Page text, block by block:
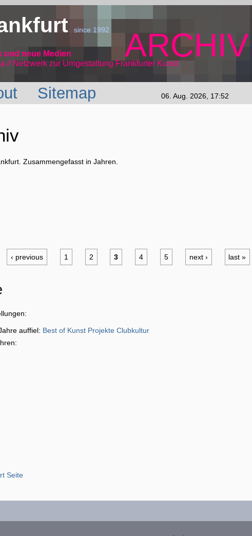
since 1992
und neue Medien
// Netzwerk
ARCHIV
zur Umgestaltung Frankfurter Kunst
Sitemap 06. Aug. 2026, 17:52
Zusammengefasst in Jahren.
‹ previous 1 2 3 4 5 next › last »
auffiel: Best of Kunst Projekte Clubkultur
Seite